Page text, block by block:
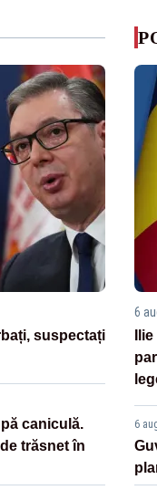
suspectați
caniculă.
trăsnet în
6
6